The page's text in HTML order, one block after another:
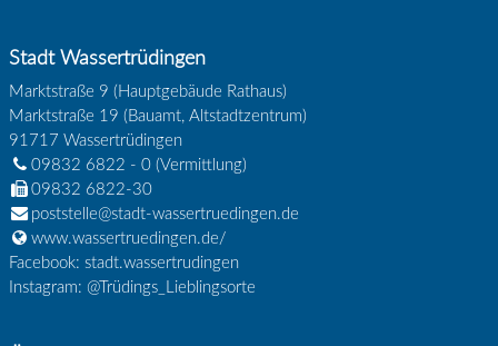
Stadt Wassertrüdingen
Marktstraße 9 (Hauptgebäude Rathaus)
Marktstraße 19 (Bauamt, Altstadtzentrum)
91717 Wassertrüdingen
09832 6822 - 0(Vermittlung)
09832 6822-30
poststelle@stadt-wassertruedingen.de
www.wassertruedingen.de/
Facebook: stadt.wassertrudingen
Instagram: @Trüdings_Lieblingsorte